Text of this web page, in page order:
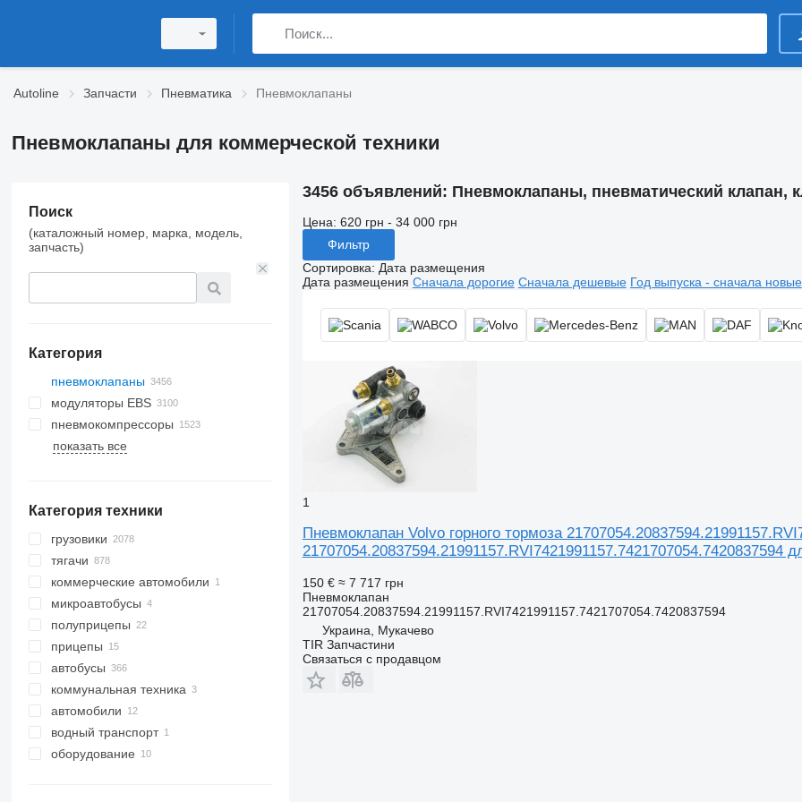
Autoline Запчасти Пневматика Пневмоклапаны
Пневмоклапаны для коммерческой техники
Поиск
(каталожный номер, марка, модель,
запчасть)
Категория
пневмоклапаны
модуляторы EBS
пневмокомпрессоры
показать все
Категория техники
грузовики
тягачи
коммерческие автомобили
микроавтобусы
полуприцепы
прицепы
автобусы
коммунальная техника
коммунальные машины
мусоровозы
автомобили
водный транспорт
лодки
оборудование
3456 объявлений: Пневмоклапаны, пневматический клапан,
Цена: 620 грн - 34 000 грн
Фильтр
Сортировка: Дата размещения
Дата размещения Сначала дорогие Сначала дешевые Год выпуска - сначала новые
1
Пневмоклапан Volvo горного тормоза
21707054.20837594.21991157.RVI7421991157.7421707054.7420837594
150 € ≈ 7 717 грн
Пневмоклапан
21707054.20837594.21991157.RVI7421991157.7421707054.7420837594
Украина, Мукачево
TIR Запчастини
Связаться с продавцом